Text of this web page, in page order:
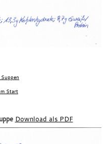
Start
Download als PDF